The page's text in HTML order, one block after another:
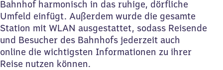
Bahnhof harmonisch in das ruhige, dörfliche
Umfeld einfügt. Außerdem wurde die gesamte
Station mit WLAN ausgestattet, sodass Reisende
und Besucher des Bahnhofs jederzeit auch
online die wichtigsten Informationen zu ihrer
Reise nutzen können.